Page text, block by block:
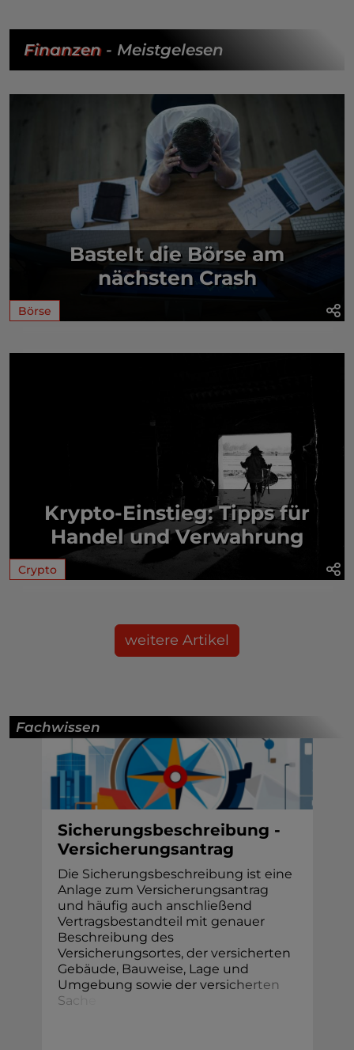
Finanzen- Meistgelesen
Bastelt die Börse am
nächsten Crash
Börse
Krypto-Einstieg: Tipps für
Handel und Verwahrung
Crypto
weitere Artikel
Fachwissen
Sicherungsbeschreibung -
Versicherungsantrag
Die Sicherungsbeschreibung ist eine
Anlage zum Versicherungsantrag
und häufig auch anschließend
Vertragsbestandteil mit genauer
Beschreibung des
Versicherungsortes, der versicherten
Gebäude, Bauweise, Lage und
Umgebung sowie der versicherten
Sac